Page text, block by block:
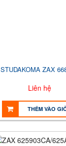
STUDAKOMA ZAX
Liên hệ
THÊM VÀO